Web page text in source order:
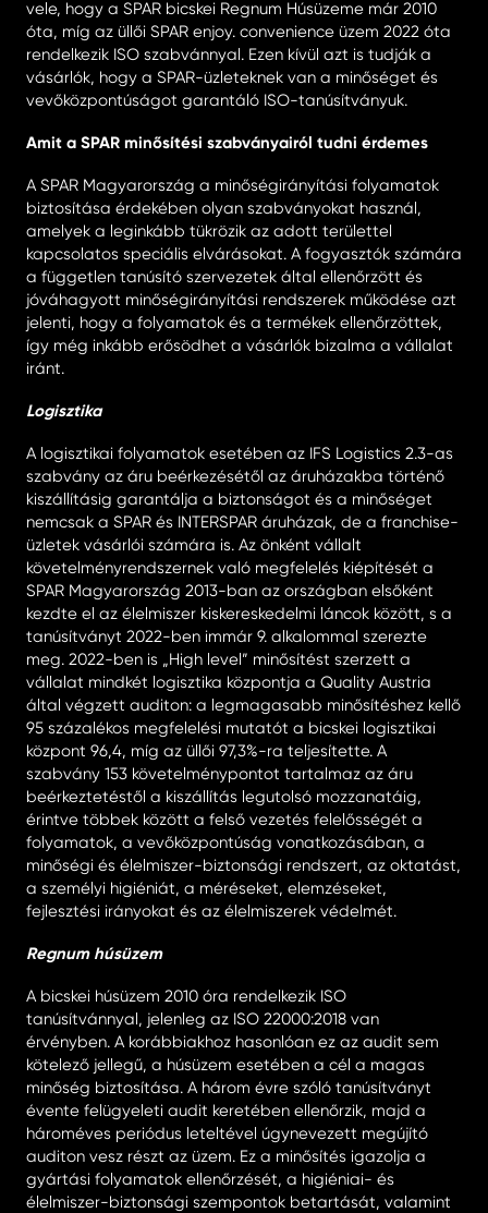
vele, hogy a SPAR bicskei Regnum Húsüzeme már 2010
óta, míg az üllői SPAR enjoy. convenience üzem 2022 óta
rendelkezik ISO szabvánnyal. Ezen kívül azt is tudják a
vásárlók, hogy a SPAR-üzleteknek van a minőséget és
vevőközpontúságot garantáló ISO-tanúsítványuk.
Amit a SPAR minősítési szabványairól tudni érdemes
A SPAR Magyarország a minőségirányítási folyamatok
biztosítása érdekében olyan szabványokat használ,
amelyek a leginkább tükrözik az adott területtel
kapcsolatos speciális elvárásokat. A fogyasztók számára
a független tanúsító szervezetek által ellenőrzött és
jóváhagyott minőségirányítási rendszerek működése azt
jelenti, hogy a folyamatok és a termékek ellenőrzöttek,
így még inkább erősödhet a vásárlók bizalma a vállalat
iránt.
Logisztika
A logisztikai folyamatok esetében az IFS Logistics 2.3-as
szabvány az áru beérkezésétől az áruházakba történő
kiszállításig garantálja a biztonságot és a minőséget
nemcsak a SPAR és INTERSPAR áruházak, de a franchise-
üzletek vásárlói számára is. Az önként vállalt
követelményrendszernek való megfelelés kiépítését a
SPAR Magyarország 2013-ban az országban elsőként
kezdte el az élelmiszer kiskereskedelmi láncok között, s a
tanúsítványt 2022-ben immár 9. alkalommal szerezte
meg. 2022-ben is „High level” minősítést szerzett a
vállalat mindkét logisztika központja a Quality Austria
által végzett auditon: a legmagasabb minősítéshez kellő
95 százalékos megfelelési mutatót a bicskei logisztikai
központ 96,4, míg az üllői 97,3%-ra teljesítette. A
szabvány 153 követelménypontot tartalmaz az áru
beérkeztetéstől a kiszállítás legutolsó mozzanatáig,
érintve többek között a felső vezetés felelősségét a
folyamatok, a vevőközpontúság vonatkozásában, a
minőségi és élelmiszer-biztonsági rendszert, az oktatást,
a személyi higiéniát, a méréseket, elemzéseket,
fejlesztési irányokat és az élelmiszerek védelmét.
Regnum húsüzem
A bicskei húsüzem 2010 óra rendelkezik ISO
tanúsítvánnyal, jelenleg az ISO 22000:2018 van
érvényben. A korábbiakhoz hasonlóan ez az audit sem
kötelező jellegű, a húsüzem esetében a cél a magas
minőség biztosítása. A három évre szóló tanúsítványt
évente felügyeleti audit keretében ellenőrzik, majd a
hároméves periódus leteltével úgynevezett megújító
auditon vesz részt az üzem. Ez a minősítés igazolja a
gyártási folyamatok ellenőrzését, a higiéniai- és
élelmiszer-biztonsági szempontok betartását, valamint